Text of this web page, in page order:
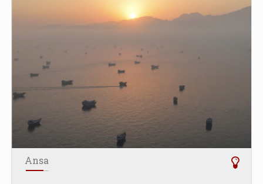
Ansa